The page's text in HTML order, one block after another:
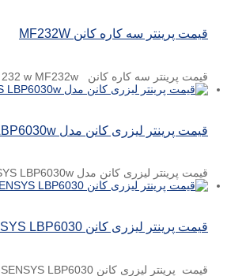
قیمت پرینتر سه کاره کانن MF232W
قیمت پرینتر سه کاره کانن Canon MF 232 w MF232w پرینتر کانن از جمله چاپگرهای موجود در بازار ...
قیمت پرینتر لیزری کانن مدل i-SENSYS LBP6030w
قیمت پرینتر لیزری کانن مدل i-SENSYS LBP6030w کپی: ندارد نوع چاپ: تک رنگ سایز چاپ: A4 نوع پورت ...
قیمت پرینتر لیزری کانن i-SENSYS LBP6030
قیمت پرینتر لیزری کانن i-SENSYS LBP6030 Laser Printer Canon i-SENSYS LBP6030 کاربرد دستگاه خانگی لیزری سرعت چاپ ۱۸ برگ ...